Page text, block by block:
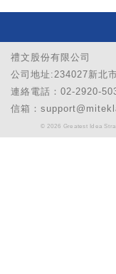
禮文股份有限公司
公司地址:234027新北
連絡電話：02-2920-
信箱：
© 2026 Greatest Idea